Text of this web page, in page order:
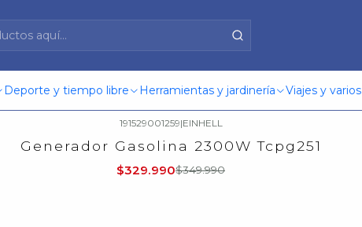
Deporte y tiempo libre Herramientas y jardinería Viajes y varios
Generador
191529001259|EINHELL
Generador Gasolina 2300W Tcpg251
$329.990$349.990